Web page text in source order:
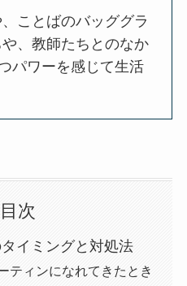
ことばのバッググラ
、教師たちとのなか
パワーを感じて生活
目次
イミングと対処法
ティンになれてきたとき